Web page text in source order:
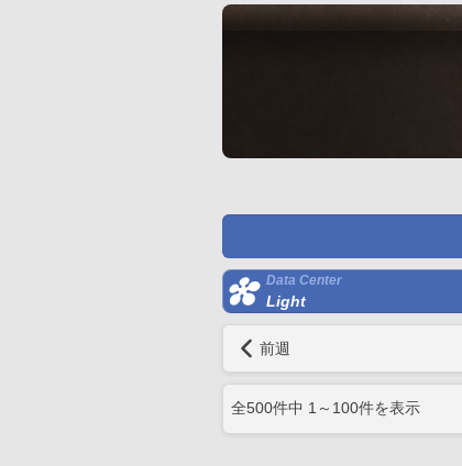
Data Center
Light
前週
全500件中 1 ～ 100件を表示